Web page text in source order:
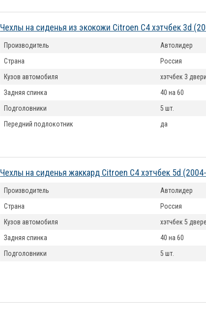
Чехлы на сиденья из экокожи Citroen C4 хэтчбек 3d
Производитель
Автолидер
Страна
Россия
Кузов автомобиля
хэтчбек 3 двери
Задняя спинка
40 на 60
Подголовники
5 шт.
Передний подлокотник
да
Чехлы на сиденья жаккард Citroen C4 хэтчбек 5d
Производитель
Автолидер
Страна
Россия
Кузов автомобиля
хэтчбек 5
Задняя спинка
40 на 60
Подголовники
5 шт.